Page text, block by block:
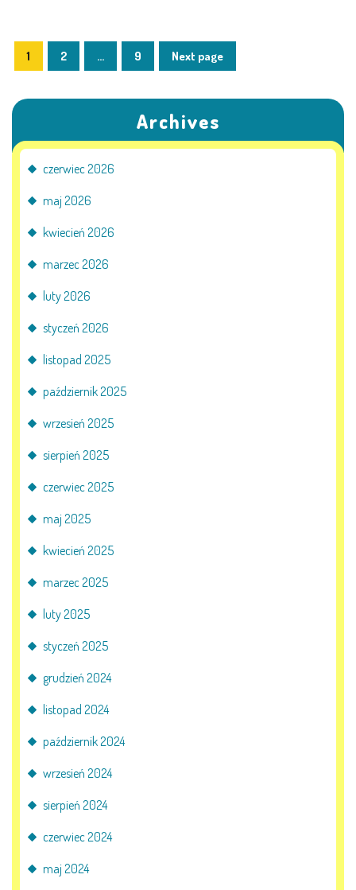
PROCEDURY I REGULAMINY
RADOŚĆ – ZABAWA – NAUKA
NASZA KONCEPCJA
ROCZNY PLAN PRACY
UROCZYSTOŚCI
NASI PRZYJACIELE
KĄCIK DLA RODZICÓW
AKTUALNOŚCI
PORADY DLA RODZICÓW
REKRUTACJA
OBIADY
ANKIETY
1 2 … 9 Next page
Archives
czerwiec 2026
maj 2026
kwiecień 2026
marzec 2026
luty 2026
styczeń 2026
listopad 2025
październik 2025
wrzesień 2025
sierpień 2025
czerwiec 2025
maj 2025
kwiecień 2025
marzec 2025
luty 2025
styczeń 2025
grudzień 2024
listopad 2024
październik 2024
wrzesień 2024
sierpień 2024
czerwiec 2024
maj 2024